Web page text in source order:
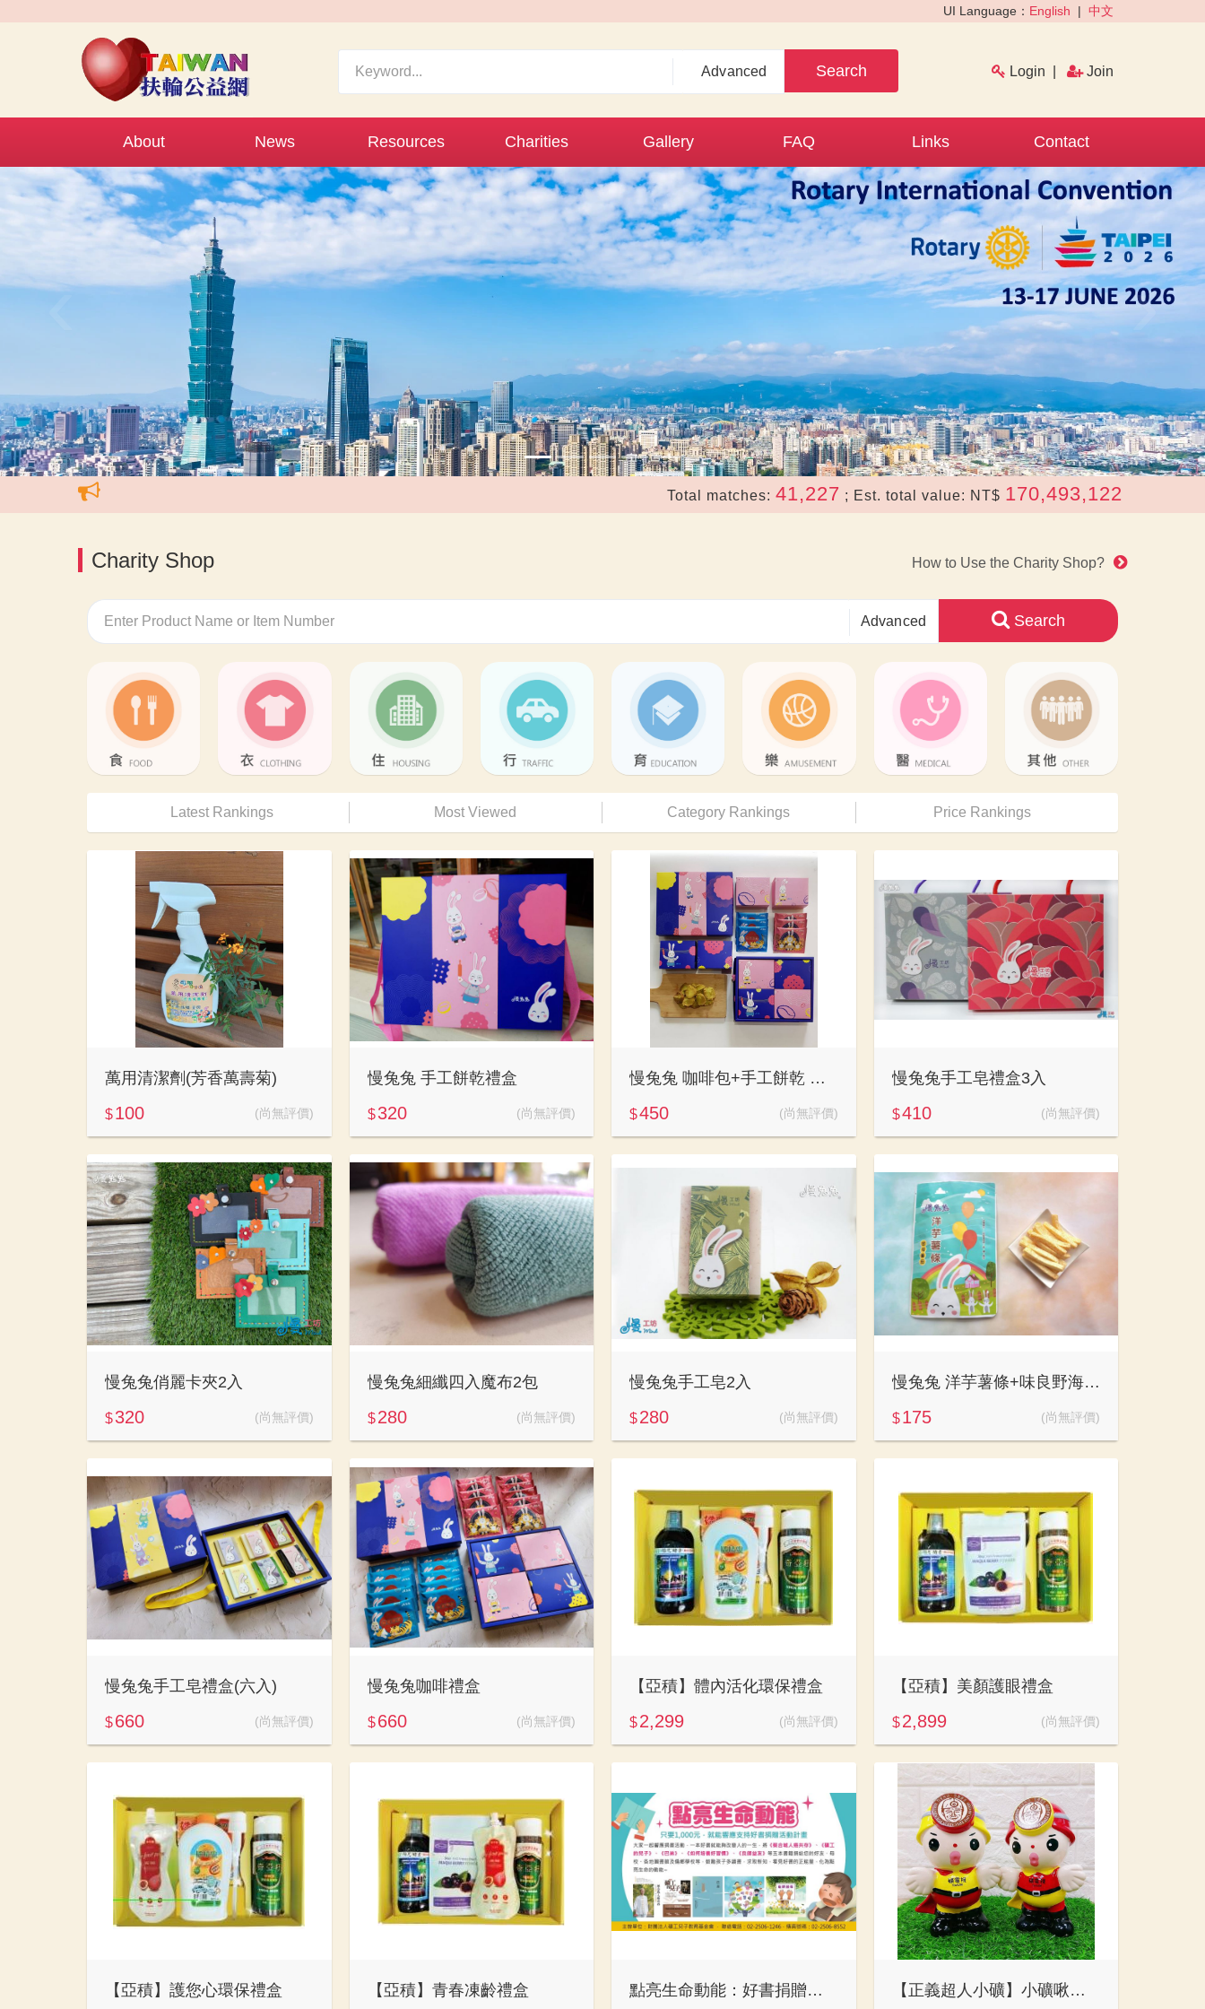
UI Language： English | 中文
Advanced Search Login Join
About News Resources Charities Gallery FAQ Links Contact
‹ ›
Total matches: 41,227 ; Est. total value: NT$ 170,493,122 .
Charity Shop How to Use the Charity Shop?
Advanced Search
Latest Rankings Most Viewed Category Rankings Price Rankings
萬用清潔劑(芳香萬壽菊)
$100 (尚無評價)
慢兔兔 手工餅乾禮盒
$ 320 (尚無評價)
慢兔兔 咖啡包+手工餅乾 禮盒
$450 (尚無評價)
慢兔兔手工皂禮盒3入
$410 (尚無評價)
慢兔兔俏麗卡夾2入
$320 (尚無評價)
慢兔兔細纖四入魔布2包
$ 280 (尚無評價)
慢兔兔手工皂2入
$280 (尚無評價)
慢兔兔 洋芋薯條+味良野海苔煎餅
$ 175 (尚無評價)
慢兔兔手工皂禮盒(六入)
$660 (尚無評價)
慢兔兔咖啡禮盒
$ 660 (尚無評價)
【亞積】體內活化環保禮盒
$2,299 (尚無評價)
【亞積】美顏護眼禮盒
$ 2,899 (尚無評價)
【亞積】護您心環保禮盒 【亞積】青春凍齡禮盒 點亮生命動能：好書捐贈活動計畫 【正義超人小礦】小礦啾咪撲滿